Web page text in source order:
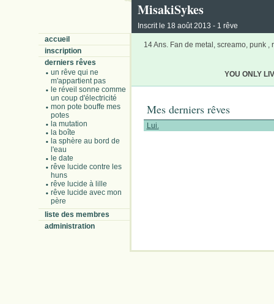
MisakiSykes
Inscrit le 18 août 2013 - 1 rêve
accueil
inscription
derniers rêves
un rêve qui ne
m'appartient pas
le réveil sonne comme
un coup d'électricité
mon pote bouffe mes
potes
la mutation
la boîte
la sphère au bord de
l'eau
le date
rêve lucide contre les
huns
rêve lucide à lille
rêve lucide avec mon
père
liste des membres
administration
14 Ans. Fan de metal, screamo, punk ,
YOU ONLY
Mes derniers rêves
Lui.